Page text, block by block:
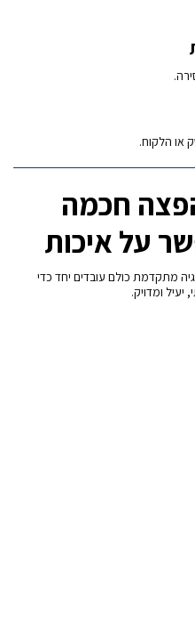
או הלקוח.
חכמה
על איכות
מתקדמת כולם עובדים יחד כדי
ומדויק.